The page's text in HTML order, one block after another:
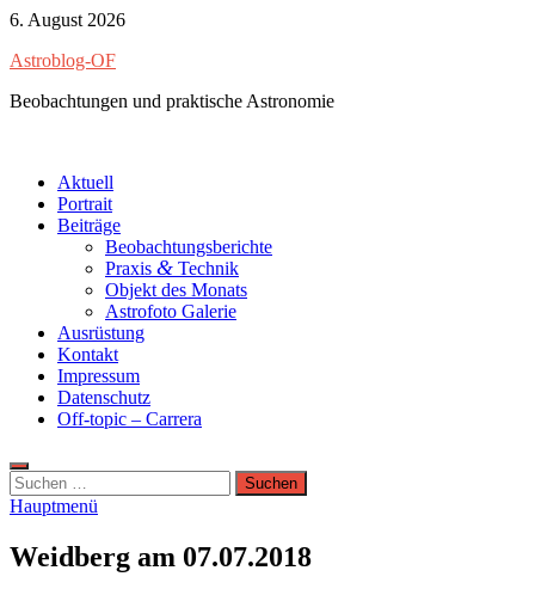
Zum
springen
6. August 2026
Astroblog-OF
Beobachtungen und praktische Astronomie
Aktuell
Portrait
Beiträge
Beobachtungsberichte
Praxis & Technik
Objekt des Monats
Astrofoto Galerie
Ausrüstung
Kontakt
Impressum
Datenschutz
Off-topic – Carrera
Suchen
nach:
Hauptmenü
Weidberg am 07.07.2018